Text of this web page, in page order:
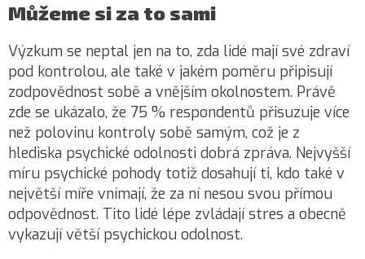
Můžeme si za to sami
Výzkum se neptal jen na to, zda lidé mají své zdraví
pod kontrolou, ale také v jakém poměru připisují
zodpovědnost sobě a vnějším okolnostem. Právě
zde se ukázalo, že 75 % respondentů přisuzuje více
než polovinu kontroly sobě samým, což je z
hlediska psychické odolnosti dobrá zpráva. Nejvyšší
míru psychické pohody totiž dosahují ti, kdo také v
největší míře vnímají, že za ní nesou svou přímou
odpovědnost. Tito lidé lépe zvládají stres a obecně
vykazují větší psychickou odolnost.